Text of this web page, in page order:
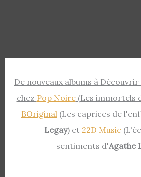
De nouveaux albums à
chez Pop Noire(Les immortels
BOriginal (Les caprices de
Legay) et 22D Music
sentiments d'Agathe